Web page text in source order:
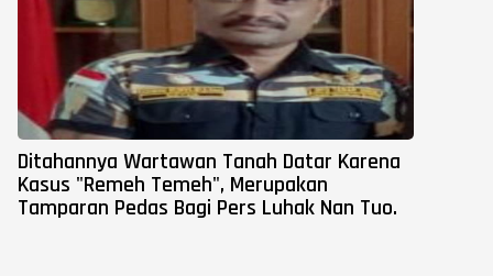
Ditahannya Wartawan Tanah Datar Karena
Kasus "Remeh Temeh", Merupakan
Tamparan Pedas Bagi Pers Luhak Nan Tuo.